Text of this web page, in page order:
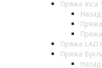
Пряжа Inca
Назад
Пряжа
Пряжа
Назад